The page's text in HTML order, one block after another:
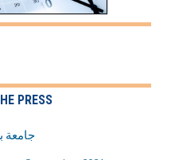
PRESS
جامعة